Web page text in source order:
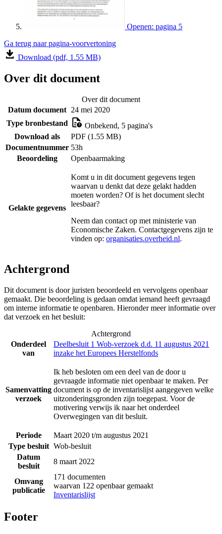
Openen: pagina 5
Ga terug naar pagina-voorvertoning
Download (pdf, 1.55 MB)
Over dit document
Over dit document
Datum document 24 mei 2020
Type bronbestand
Onbekend, 5 pagina's
Download als
PDF (1.55 MB)
Documentnummer 53h
Beoordeling
Openbaarmaking
Gelakte gegevens
Komt u in dit document gegevens tegen
waarvan u denkt dat deze gelakt hadden
moeten worden? Of is het document slecht
leesbaar?
Neem dan contact op met ministerie van
Economische Zaken. Contactgegevens zijn te
vinden op: organisaties.overheid.nl.
Achtergrond
Dit document is door juristen beoordeeld en vervolgens openbaar
gemaakt. Die beoordeling is gedaan omdat iemand heeft gevraagd
om interne informatie te openbaren. Hieronder meer informatie over
dat verzoek en het besluit:
Achtergrond
Onderdeel
van
Deelbesluit 1 Wob-verzoek d.d. 11 augustus 2021
inzake het Europees Herstelfonds
Samenvatting
verzoek
Ik heb besloten om een deel van de door u
gevraagde informatie niet openbaar te maken. Per
document is op de inventarislijst aangegeven welke
uitzonderingsgronden zijn toegepast. Voor de
motivering verwijs ik naar het onderdeel
Overwegingen van dit besluit.
Periode
Maart 2020 t/m augustus 2021
Type besluit Wob-besluit
Datum
besluit
8 maart 2022
Omvang
publicatie
171 documenten
waarvan 122 openbaar gemaakt
Inventarislijst
Footer